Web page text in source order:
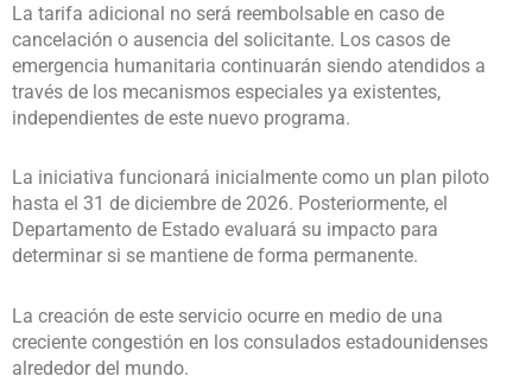
La tarifa adicional no será reembolsable en caso de
cancelación o ausencia del solicitante. Los casos de
emergencia humanitaria continuarán siendo atendidos a
través de los mecanismos especiales ya existentes,
independientes de este nuevo programa.
La iniciativa funcionará inicialmente como un plan piloto
hasta el 31 de diciembre de 2026. Posteriormente, el
Departamento de Estado evaluará su impacto para
determinar si se mantiene de forma permanente.
La creación de este servicio ocurre en medio de una
creciente congestión en los consulados estadounidenses
alrededor del mundo.